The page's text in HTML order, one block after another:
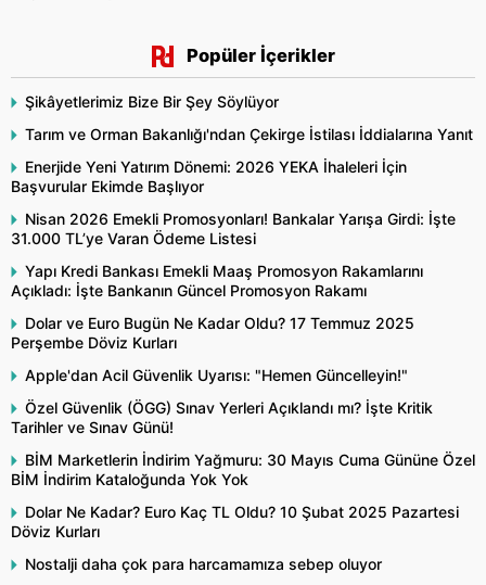
Popüler İçerikler
Şikâyetlerimiz Bize Bir Şey Söylüyor
Tarım ve Orman Bakanlığı'ndan Çekirge İstilası İddialarına Yanıt
Enerjide Yeni Yatırım Dönemi: 2026 YEKA İhaleleri İçin
Başvurular Ekimde Başlıyor
Nisan 2026 Emekli Promosyonları! Bankalar Yarışa Girdi: İşte
31.000 TL’ye Varan Ödeme Listesi
Yapı Kredi Bankası Emekli Maaş Promosyon Rakamlarını
Açıkladı: İşte Bankanın Güncel Promosyon Rakamı
Dolar ve Euro Bugün Ne Kadar Oldu? 17 Temmuz 2025
Perşembe Döviz Kurları
Apple'dan Acil Güvenlik Uyarısı: "Hemen Güncelleyin!"
Özel Güvenlik (ÖGG) Sınav Yerleri Açıklandı mı? İşte Kritik
Tarihler ve Sınav Günü!
BİM Marketlerin İndirim Yağmuru: 30 Mayıs Cuma Gününe Özel
BİM İndirim Kataloğunda Yok Yok
Dolar Ne Kadar? Euro Kaç TL Oldu? 10 Şubat 2025 Pazartesi
Döviz Kurları
Nostalji daha çok para harcamamıza sebep oluyor